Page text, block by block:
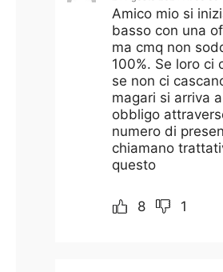
Amico mio si
basso con una
ma cmq non
100%. Se loro ci
se non ci
magari si arriva
obbligo
numero di
chiamano
questo
8 1